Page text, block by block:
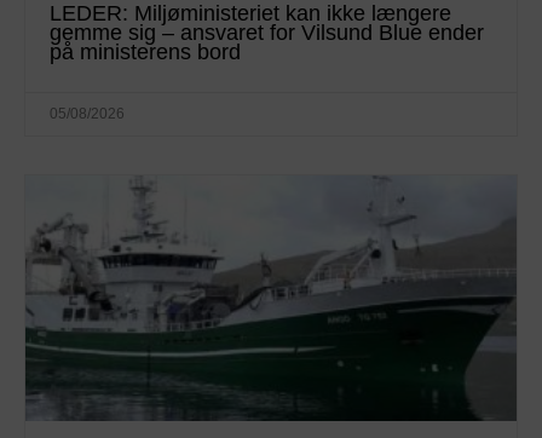
LEDER: Miljøministeriet kan ikke længere
gemme sig – ansvaret for Vilsund Blue ender
på ministerens bord
05/08/2026